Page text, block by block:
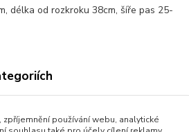
délka od rozkroku 38cm, šíře pas 25-
92
zpříjemnění používání webu, analytické